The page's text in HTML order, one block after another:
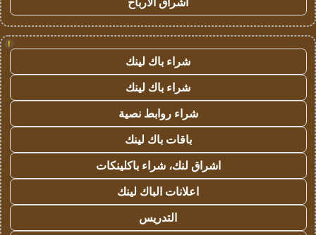
!
شراء باك لينك
شراء باك لينك
شراء روابط نصية
باقات باك لينك
اشراق لنك، شراء باكلينكات
اعلانات الباك لينك
التدريس